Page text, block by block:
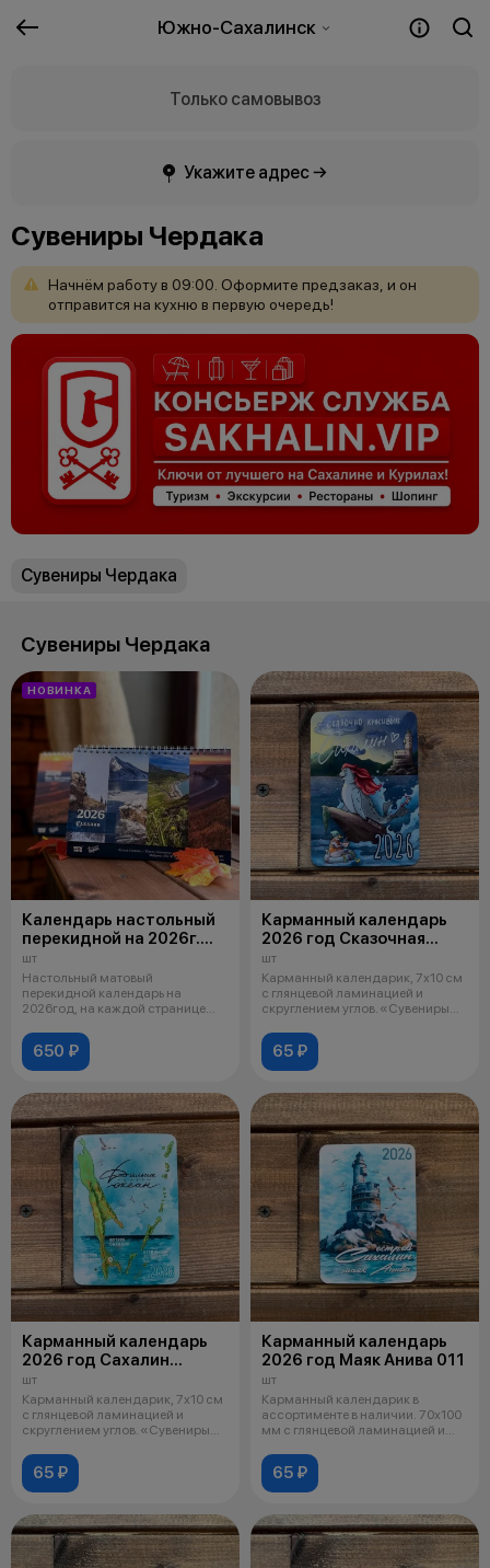
Южно-Сахалинск
Только самовывоз
Укажите адрес →
Сувениры Чердака
Начнём работу в 09:00. Оформите предзаказ, и он
отправится на кухню в первую очередь!
Сувениры Чердака
Сувениры Чердака
НОВИНКА
Календарь настольный
перекидной на 2026г.
Сахалинский
шт
Настольный матовый
перекидной календарь на
2026год, на каждой странице
650 ₽
Карманный календарь
2026 год Сказочная
нерпа 008
шт
Карманный календарик, 7х10 см
с глянцевой ламинацией и
скруглением углов. «Сувениры
65 ₽
Карманный календарь
2026 год Сахалин
и Курилы 012
шт
Карманный календарик, 7х10 см
с глянцевой ламинацией и
скруглением углов. «Сувениры
65 ₽
Карманный календарь
2026 год Маяк Анива 011
шт
Карманный календарик в
ассортименте в наличии. 70х100
мм с глянцевой ламинацией и
65 ₽